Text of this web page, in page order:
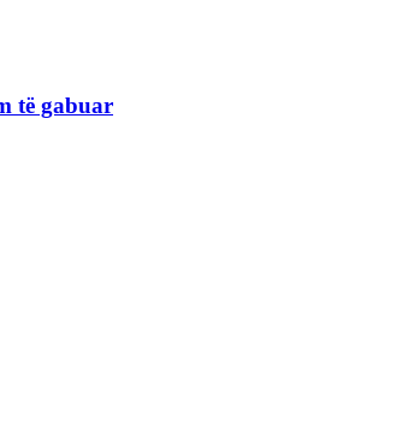
të gabuar